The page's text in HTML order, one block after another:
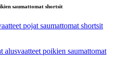
saumattomat shortsit